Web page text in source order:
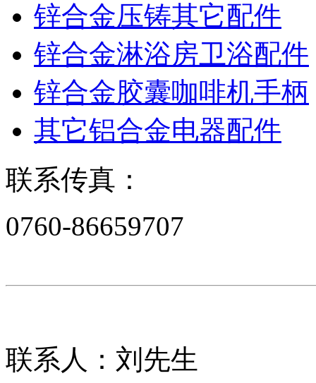
锌合金压铸其它配件
锌合金淋浴房卫浴配件
锌合金胶囊咖啡机手柄
其它铝合金电器配件
联系传真：
0760-86659707
联系人：刘先生